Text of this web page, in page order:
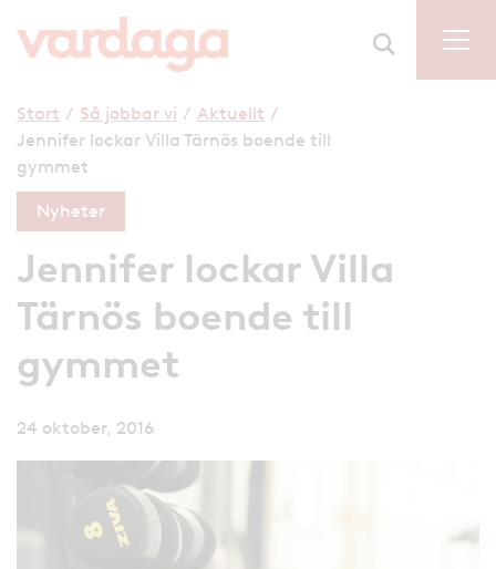
Start / Så jobbar vi / Aktuellt /
Jennifer lockar Villa Tärnös boende till
gymmet
Nyheter
Jennifer lockar Villa
Tärnös boende till
gymmet
24 oktober, 2016